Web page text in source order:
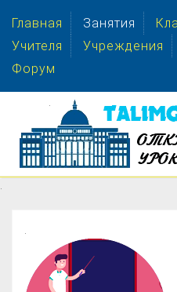
Главная Занятия
Учителя
Учреждения
Форум
.
.
.